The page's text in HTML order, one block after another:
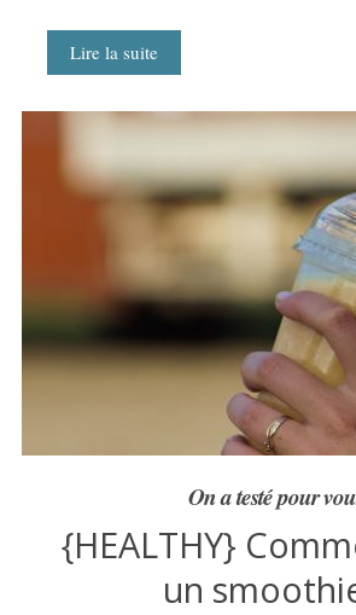
Lire la suite
On a testé pour
{HEALTHY}
un